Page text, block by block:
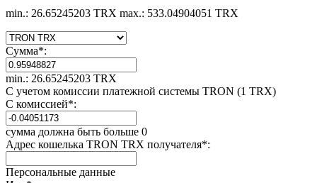
min.: 26.65245203 TRX max.: 533.04904051 TRX
Сумма*:
min.: 26.65245203 TRX
С учетом комиссии платежной системы TRON (1 TRX)
С комиссией*:
сумма должна быть больше 0
Адрес кошелька TRON TRX получателя*:
Персональные данные